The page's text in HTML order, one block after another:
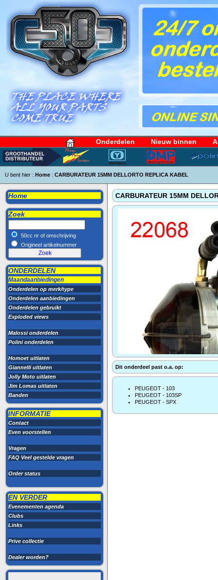
Onderdelen Nieuw binnen
U bent hier : Home : CARBURATEUR 15MM DELLORTO REPLICA KABEL
Home
Zoek
50cc nr of omschrijving
Origineel artikelnummer
ONDERDELEN
Maandaanbiedingen
Onderdelen op merk/type
Onderdelen aanbiedingen
Onderdelen gebruikt
Exploded views
Malossi onderdelen
Polini onderdelen
Homoet uitlaten
Giannelli uitlaten
Jolly Moto uitlaten
Jim Lomas uitlaten
Banden
INFORMATIE
Contact
Even voorstellen
Vragen
FAQ Veel gestelde vragen
Order status
EN VERDER
Evenementen agenda
Clubs
Links
Prive collectie
Dealer worden?
CARBURATEUR 15MM
Dit onderdeel past o.a. op:
PEUGEOT - 103
PEUGEOT - 103SP
PEUGEOT - SPX